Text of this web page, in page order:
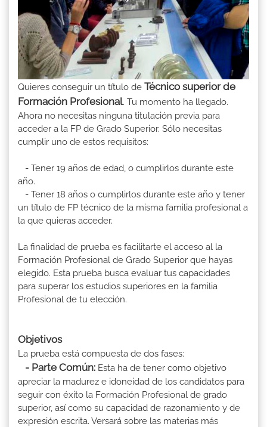
Quieres conseguir un título de Técnico superior de
Formación Profesional. Tu momento ha llegado.
Ahora no necesitas ninguna titulación previa para
acceder a la FP de Grado Superior. Sólo necesitas
cumplir uno de estos requisitos:
- Tener 19 años de edad, o cumplirlos durante este
año.
- Tener 18 años o cumplirlos durante este año y tener
un título de FP técnico de la misma familia profesional a
la que quieras acceder.
La finalidad de prueba es facilitarte el acceso al la
Formación Profesional de Grado Superior que hayas
elegido. Esta prueba busca evaluar tus capacidades
para superar los estudios superiores en la familia
Profesional de tu elección.
Objetivos
La prueba está compuesta de dos fases:
- Parte Común: Esta ha de tener como objetivo
apreciar la madurez e idoneidad de los candidatos para
seguir con éxito la Formación Profesional de grado
superior, así como su capacidad de razonamiento y de
expresión escrita. Versará sobre las materias más